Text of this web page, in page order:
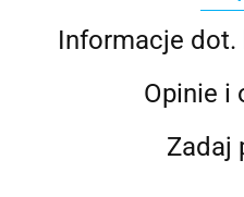
Informacje dot.
Opinie i
Zadaj